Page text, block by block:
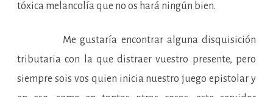
tóxica melancolía que no os hará ningún bien.
Me gustaría encontrar alguna disquisición
tributaria con la que distraer vuestro presente, pero
siempre sois vos quien inicia nuestro juego epistolar y